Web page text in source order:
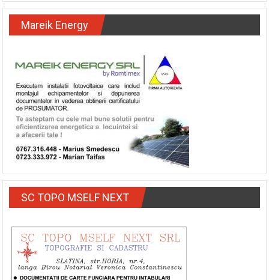
Mareik Energy
SC TOPO MSELF NEXT